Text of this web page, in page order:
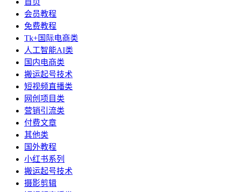
首页
会员教程
免费教程
Tk+国际电商类
人工智能AI类
国内电商类
搬运起号技术
短视频直播类
网创项目类
营销引流类
付费文章
其他类
国外教程
小红书系列
搬运起号技术
摄影剪辑